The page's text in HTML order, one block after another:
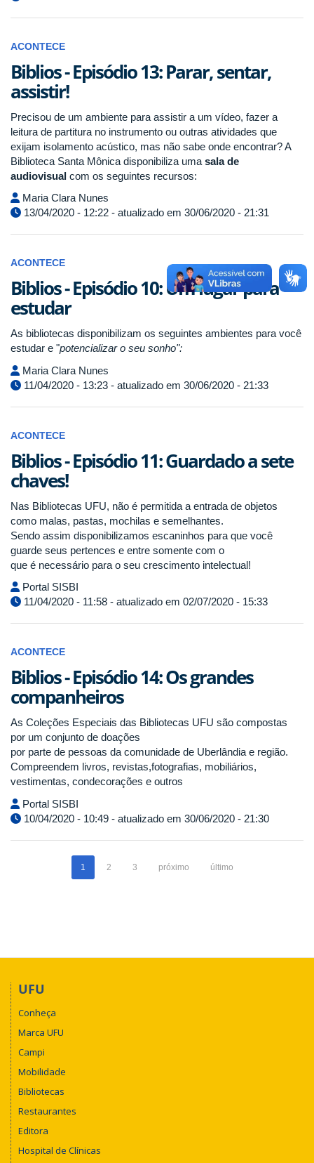
ACONTECE
Biblios - Episódio 13: Parar, sentar,
assistir!
Precisou de um ambiente para assistir a um vídeo, fazer a
leitura de partitura no instrumento ou outras atividades que
exijam isolamento acústico, mas não sabe onde encontrar? A
Biblioteca Santa Mônica disponibiliza uma sala de
audiovisual com os seguintes recursos:
Maria Clara Nunes
13/04/2020 - 12:22 - atualizado em 30/06/2020 - 21:31
ACONTECE
Biblios - Episódio 10: Um lugar para
estudar
As bibliotecas disponibilizam os seguintes ambientes para você
estudar e "potencializar o seu sonho":
Maria Clara Nunes
11/04/2020 - 13:23 - atualizado em 30/06/2020 - 21:33
ACONTECE
Biblios - Episódio 11: Guardado a sete
chaves!
Nas Bibliotecas UFU, não é permitida a entrada de objetos
como malas, pastas, mochilas e semelhantes.
Sendo assim disponibilizamos escaninhos para que você
guarde seus pertences e entre somente com o
que é necessário para o seu crescimento intelectual!
Portal SISBI
11/04/2020 - 11:58 - atualizado em 02/07/2020 - 15:33
ACONTECE
Biblios - Episódio 14: Os grandes
companheiros
As Coleções Especiais das Bibliotecas UFU são compostas
por um conjunto de doações
por parte de pessoas da comunidade de Uberlândia e região.
Compreendem livros, revistas,fotografias, mobiliários,
vestimentas, condecorações e outros
Portal SISBI
10/04/2020 - 10:49 - atualizado em 30/06/2020 - 21:30
1 2 3 próximo último
UFU
Conheça
Marca UFU
Campi
Mobilidade
Bibliotecas
Restaurantes
Editora
Hospital de Clínicas